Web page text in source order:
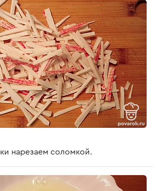
нарезаем соломкой.